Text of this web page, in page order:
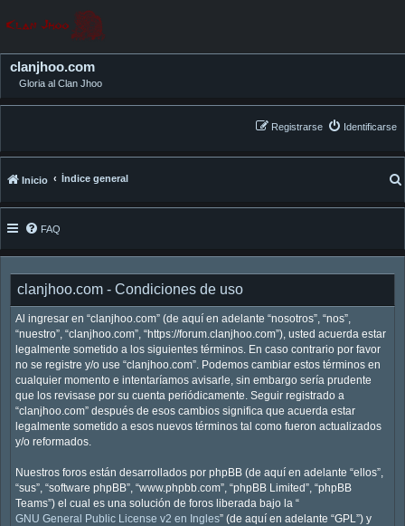
clanjhoo.com
Gloria al Clan Jhoo
Identificarse
Registrarse
Inicio Índice general
FAQ
clanjhoo.com - Condiciones de uso
Al ingresar en “clanjhoo.com” (de aquí en adelante “nosotros”, “nos”,
“nuestro”, “clanjhoo.com”, “https://forum.clanjhoo.com”), usted acuerda estar
legalmente sometido a los siguientes términos. En caso contrario por favor
no se registre y/o use “clanjhoo.com”. Podemos cambiar estos términos en
cualquier momento e intentaríamos avisarle, sin embargo sería prudente
que los revisase por su cuenta periódicamente. Seguir registrado a
“clanjhoo.com” después de esos cambios significa que acuerda estar
legalmente sometido a esos nuevos términos tal como fueron actualizados
y/o reformados.
Nuestros foros están desarrollados por phpBB (de aquí en adelante “ellos”,
“sus”, “software phpBB”, “www.phpbb.com”, “phpBB Limited”, “phpBB
Teams”) el cual es una solución de foros liberada bajo la “
GNU General Public License v2 en Ingles” (de aquí en adelante “GPL”) y